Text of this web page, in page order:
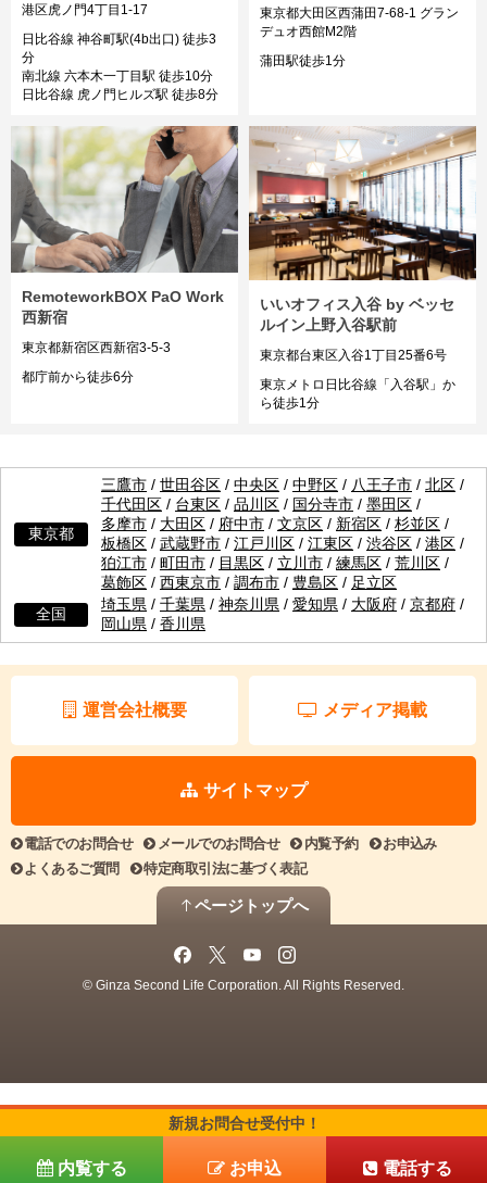
港区虎ノ門4丁目1-17
日比谷線 神谷町駅(4b出口) 徒歩3
分
南北線 六本木一丁目駅 徒歩10分
日比谷線 虎ノ門ヒルズ駅 徒歩8分
東京都大田区西蒲田7-68-1 グラン
デュオ西館M2階
蒲田駅徒歩1分
RemoteworkBOX PaO Work
西新宿
東京都新宿区西新宿3-5-3
都庁前から徒歩6分
いいオフィス入谷 by ベッセ
ルイン上野入谷駅前
東京都台東区入谷1丁目25番6号
東京メトロ日比谷線「入谷駅」か
ら徒歩1分
東京都
三鷹市 / 世田谷区 / 中央区 / 中野区 / 八王子市 / 北区 /
千代田区 / 台東区 / 品川区 / 国分寺市 / 墨田区 /
多摩市 / 大田区 / 府中市 / 文京区 / 新宿区 / 杉並区 /
板橋区 / 武蔵野市 / 江戸川区 / 江東区 / 渋谷区 / 港区 /
狛江市 / 町田市 / 目黒区 / 立川市 / 練馬区 / 荒川区 /
葛飾区 / 西東京市 / 調布市 / 豊島区 / 足立区
全国
埼玉県 / 千葉県 / 神奈川県 / 愛知県 / 大阪府 / 京都府 /
岡山県 / 香川県
運営会社概要 メディア掲載
サイトマップ
新規お問合せ受付中！
内覧する お申込 電話する
電話でのお問合せ メールでのお問合せ 内覧予約
お申込み
よくあるご質問
特定商取引法に基づく表記
ページトップへ
© Ginza Second Life Corporation. All Rights Reserved.